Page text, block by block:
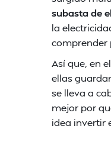
subasta de
la
comprender
Así que, en
ellas
se lleva a
mejor por
idea invertir